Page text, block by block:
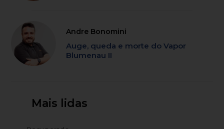
Andre Bonomini
Auge, queda e morte do Vapor
Blumenau II
Mais lidas